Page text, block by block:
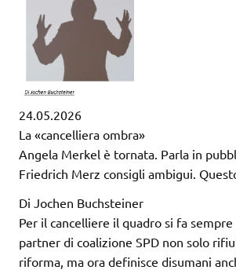
24.05.2026
La «cancelliera ombra»
Angela Merkel è tornata. Parla in
Friedrich Merz consigli ambigui.
Di Jochen Buchsteiner
Per il cancelliere il quadro si fa sempre
partner di coalizione SPD non solo
riforma, ma ora definisce disumani